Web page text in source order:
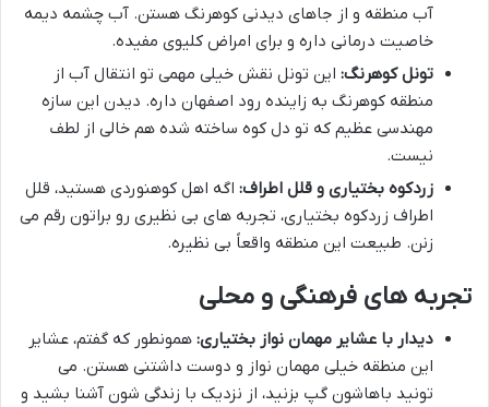
آب منطقه و از جاهای دیدنی کوهرنگ هستن. آب چشمه دیمه
خاصیت درمانی داره و برای امراض کلیوی مفیده.
تونل کوهرنگ: این تونل نقش خیلی مهمی تو انتقال آب از
منطقه کوهرنگ به زاینده رود اصفهان داره. دیدن این سازه
مهندسی عظیم که تو دل کوه ساخته شده هم خالی از لطف
نیست.
زردکوه بختیاری و قلل اطراف: اگه اهل کوهنوردی هستید، قلل
اطراف زردکوه بختیاری، تجربه های بی نظیری رو براتون رقم می
زنن. طبیعت این منطقه واقعاً بی نظیره.
تجربه های فرهنگی و محلی
دیدار با عشایر مهمان نواز بختیاری: همونطور که گفتم، عشایر
این منطقه خیلی مهمان نواز و دوست داشتنی هستن. می
تونید باهاشون گپ بزنید، از نزدیک با زندگی شون آشنا بشید و